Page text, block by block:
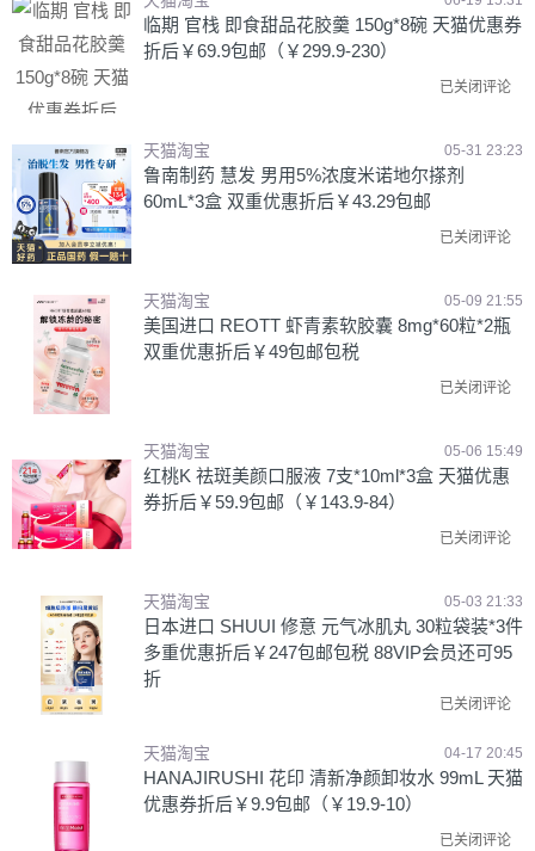
临期 官栈 即食甜品花胶羹 150g*8碗 天猫优惠券
折后￥69.9包邮（￥299.9-230）
已关闭评论
天猫淘宝 05-31 23:23
鲁南制药 慧发 男用5%浓度米诺地尔搽剂
60mL*3盒 双重优惠折后￥43.29包邮
已关闭评论
天猫淘宝 05-09 21:55
美国进口 REOTT 虾青素软胶囊 8mg*60粒*2瓶
双重优惠折后￥49包邮包税
已关闭评论
天猫淘宝 05-06 15:49
红桃K 祛斑美颜口服液 7支*10ml*3盒 天猫优惠
券折后￥59.9包邮（￥143.9-84）
已关闭评论
天猫淘宝 05-03 21:33
日本进口 SHUUI 修意 元气冰肌丸 30粒袋装*3件
多重优惠折后￥247包邮包税 88VIP会员还可95
折
已关闭评论
天猫淘宝 04-17 20:45
HANAJIRUSHI 花印 清新净颜卸妆水 99mL 天猫
优惠券折后￥9.9包邮（￥19.9-10）
已关闭评论